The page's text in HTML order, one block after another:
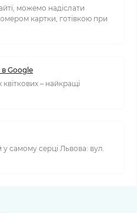
можемо надіслати
картки, готівкою при
в Google
– найкращі
самому серці Львова: вул.